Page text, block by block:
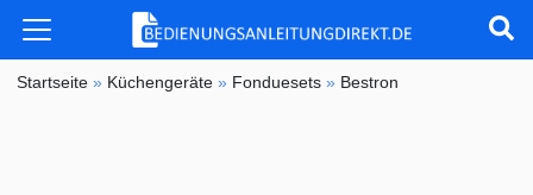
Startseite » Küchengeräte » Fonduesets » Bestron